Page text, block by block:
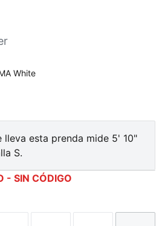
White
White
lleva esta prenda mide 5' 10"
S.
- SIN CÓDIGO